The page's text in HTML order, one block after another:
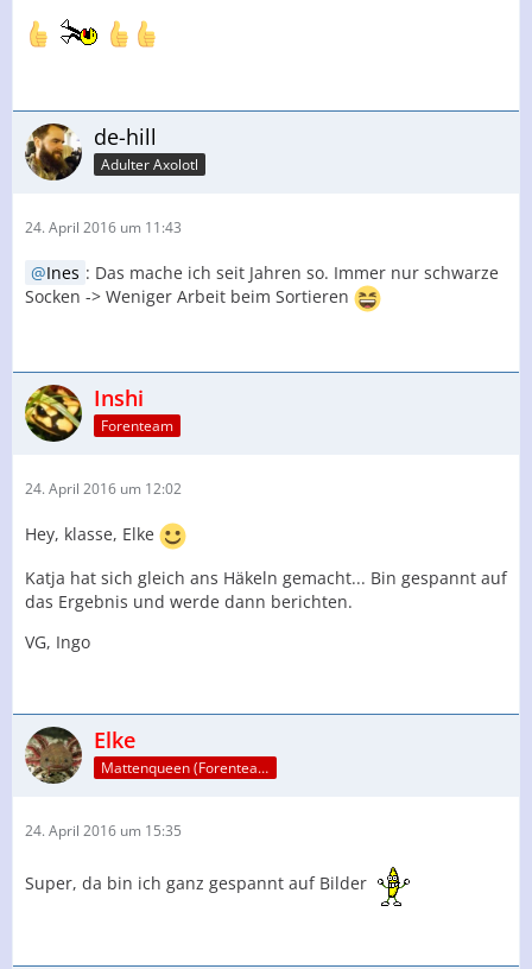
de-hill
Adulter Axolotl
24. April 2016 um 11:43
Ines : Das mache ich seit Jahren so. Immer nur schwarze
Socken -> Weniger Arbeit beim Sortieren
Inshi
Forenteam
24. April 2016 um 12:02
Hey, klasse, Elke
Katja hat sich gleich ans Häkeln gemacht... Bin gespannt auf
das Ergebnis und werde dann berichten.
VG, Ingo
Elke
Mattenqueen (Forenteam)
24. April 2016 um 15:35
Super, da bin ich ganz gespannt auf Bilder